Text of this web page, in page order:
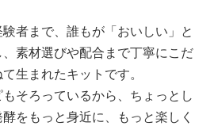
者まで、誰もが「おいしい」と
素材選びや配合まで丁寧にこだ
生まれたキットです。
そろっているから、ちょっとし
をもっと身近に、もっと楽しく